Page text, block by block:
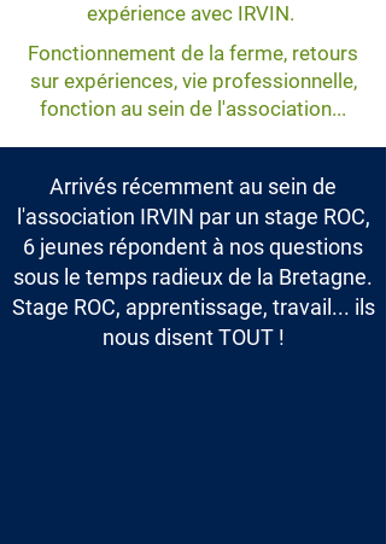
expérience avec IRVIN.
Fonctionnement de la ferme, retours
sur expériences, vie professionnelle,
fonction au sein de l'association...
Arrivés récemment au sein de
l'association IRVIN par un stage ROC,
6 jeunes répondent à nos questions
sous le temps radieux de la Bretagne.
Stage ROC, apprentissage, travail... ils
nous disent TOUT !